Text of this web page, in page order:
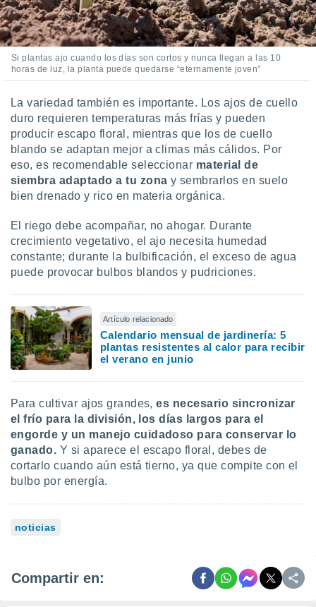
Si plantas ajo cuando los días son cortos y nunca llegan a las 10
horas de luz, la planta puede quedarse “eternamente joven”
La variedad también es importante. Los ajos de cuello
duro requieren temperaturas más frías y pueden
producir escapo floral, mientras que los de cuello
blando se adaptan mejor a climas más cálidos. Por
eso, es recomendable seleccionar material de
siembra adaptado a tu zona y sembrarlos en suelo
bien drenado y rico en materia orgánica.
El riego debe acompañar, no ahogar. Durante
crecimiento vegetativo, el ajo necesita humedad
constante; durante la bulbificación, el exceso de agua
puede provocar bulbos blandos y pudriciones.
Artículo relacionado
Calendario mensual de jardinería: 5
plantas resistentes al calor para recibir
el verano en junio
Para cultivar ajos grandes, es necesario sincronizar
el frío para la división, los días largos para el
engorde y un manejo cuidadoso para conservar lo
ganado. Y si aparece el escapo floral, debes de
cortarlo cuando aún está tierno, ya que compite con el
bulbo por energía.
noticias
Compartir en: